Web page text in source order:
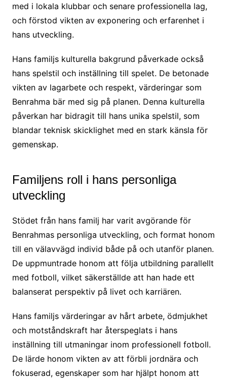
med i lokala klubbar och senare professionella lag,
och förstod vikten av exponering och erfarenhet i
hans utveckling.
Hans familjs kulturella bakgrund påverkade också
hans spelstil och inställning till spelet. De betonade
vikten av lagarbete och respekt, värderingar som
Benrahma bär med sig på planen. Denna kulturella
påverkan har bidragit till hans unika spelstil, som
blandar teknisk skicklighet med en stark känsla för
gemenskap.
Familjens roll i hans personliga
utveckling
Stödet från hans familj har varit avgörande för
Benrahmas personliga utveckling, och format honom
till en välavvägd individ både på och utanför planen.
De uppmuntrade honom att följa utbildning parallellt
med fotboll, vilket säkerställde att han hade ett
balanserat perspektiv på livet och karriären.
Hans familjs värderingar av hårt arbete, ödmjukhet
och motståndskraft har återspeglats i hans
inställning till utmaningar inom professionell fotboll.
De lärde honom vikten av att förbli jordnära och
fokuserad, egenskaper som har hjälpt honom att